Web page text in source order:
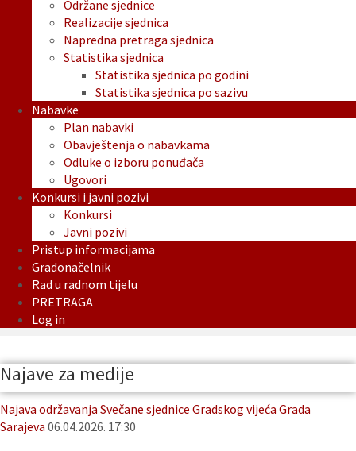
Održane sjednice
Realizacije sjednica
Napredna pretraga sjednica
Statistika sjednica
Statistika sjednica po godini
Statistika sjednica po sazivu
Nabavke
Plan nabavki
Obavještenja o nabavkama
Odluke o izboru ponuđača
Ugovori
Konkursi i javni pozivi
Konkursi
Javni pozivi
Pristup informacijama
Gradonačelnik
Rad u radnom tijelu
PRETRAGA
Log in
Najave za medije
Najava održavanja Svečane sjednice Gradskog vijeća Grada
Sarajeva 06.04.2026. 17:30